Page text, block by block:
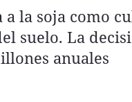
la soja como
suelo. La
anuales